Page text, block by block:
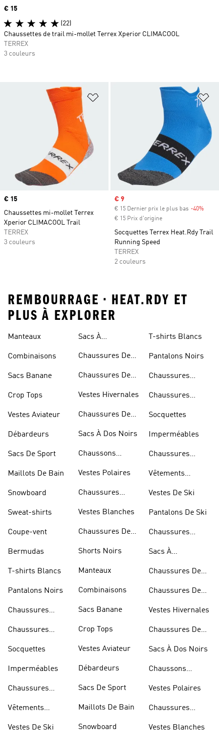
Ajouter à la Liste de produits
Prix
€ 15
Chaussettes mi-mollet Terrex
Xperior CLIMACOOL Trail
TERREX
3 couleurs
Prix soldé
€ 9
€ 15 Dernier prix le plus bas -40%
€ 15 Prix d'origine
Socquettes Terrex Heat.Rdy Trail
Running Speed
TERREX
2 couleurs
Prix
€ 15
(22)
Chaussettes de trail mi-mollet Terrex Xperior CLIMACOOL
TERREX
3 couleurs
REMBOURRAGE • HEAT.RDY ET
PLUS À EXPLORER
Manteaux
Combinaisons
Sacs Banane
Crop Tops
Vestes Aviateur
Débardeurs
Sacs De Sport
Maillots De Bain
Snowboard
Sweat-shirts
Coupe-vent
Bermudas
T-shirts Blancs
Pantalons Noirs
Chaussures
Chaussures
Socquettes
Imperméables
Chaussures
Vêtements
Vestes De Ski
Sacs À
Chaussures De
Chaussures De
Vestes Hivernales
Chaussures De
Sacs À Dos Noirs
Chaussons
Vestes Polaires
Chaussures
Vestes Blanches
Chaussures De
Shorts Noirs
Manteaux
Combinaisons
Sacs Banane
Crop Tops
Vestes Aviateur
Débardeurs
Sacs De Sport
Maillots De Bain
Snowboard
T-shirts Blancs
Pantalons Noirs
Chaussures
Chaussures
Socquettes
Imperméables
Chaussures
Vêtements
Vestes De Ski
Pantalons De Ski
Chaussures
Sacs À
Chaussures De
Chaussures De
Vestes Hivernales
Chaussures De
Sacs À Dos Noirs
Chaussons
Vestes Polaires
Chaussures
Vestes Blanches